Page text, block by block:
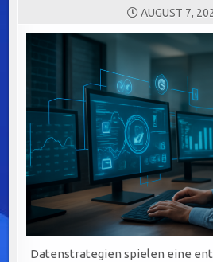
AUGUST 7,
Datenstrategien spielen eine